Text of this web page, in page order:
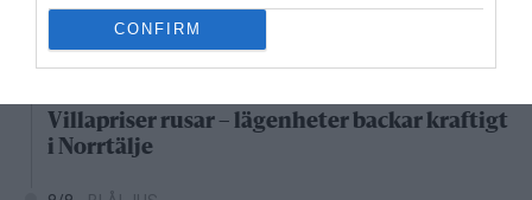
CONFIRM
Miljöpartiets höjda drivmedelspriser är hat
mot landsbygden
Villapriser rusar – lägenheter backar kraftigt
i Norrtälje